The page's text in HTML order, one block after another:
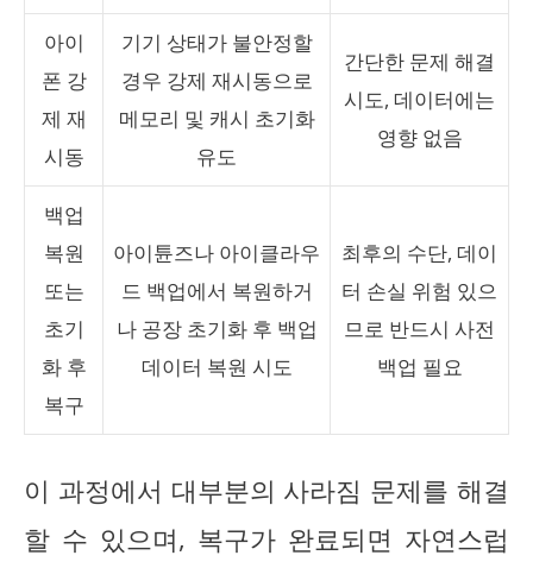
아이
폰 강
제 재
시동
기기 상태가 불안정할
경우 강제 재시동으로
메모리 및 캐시 초기화
유도
간단한 문제 해결
시도, 데이터에는
영향 없음
백업
복원
또는
초기
화 후
복구
아이튠즈나 아이클라우
드 백업에서 복원하거
나 공장 초기화 후 백업
데이터 복원 시도
최후의 수단, 데이
터 손실 위험 있으
므로 반드시 사전
백업 필요
이 과정에서 대부분의 사라짐 문제를 해결
할 수 있으며, 복구가 완료되면 자연스럽